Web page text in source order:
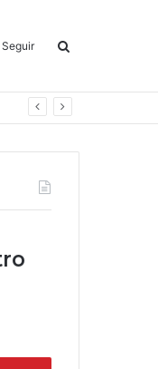
Seguir